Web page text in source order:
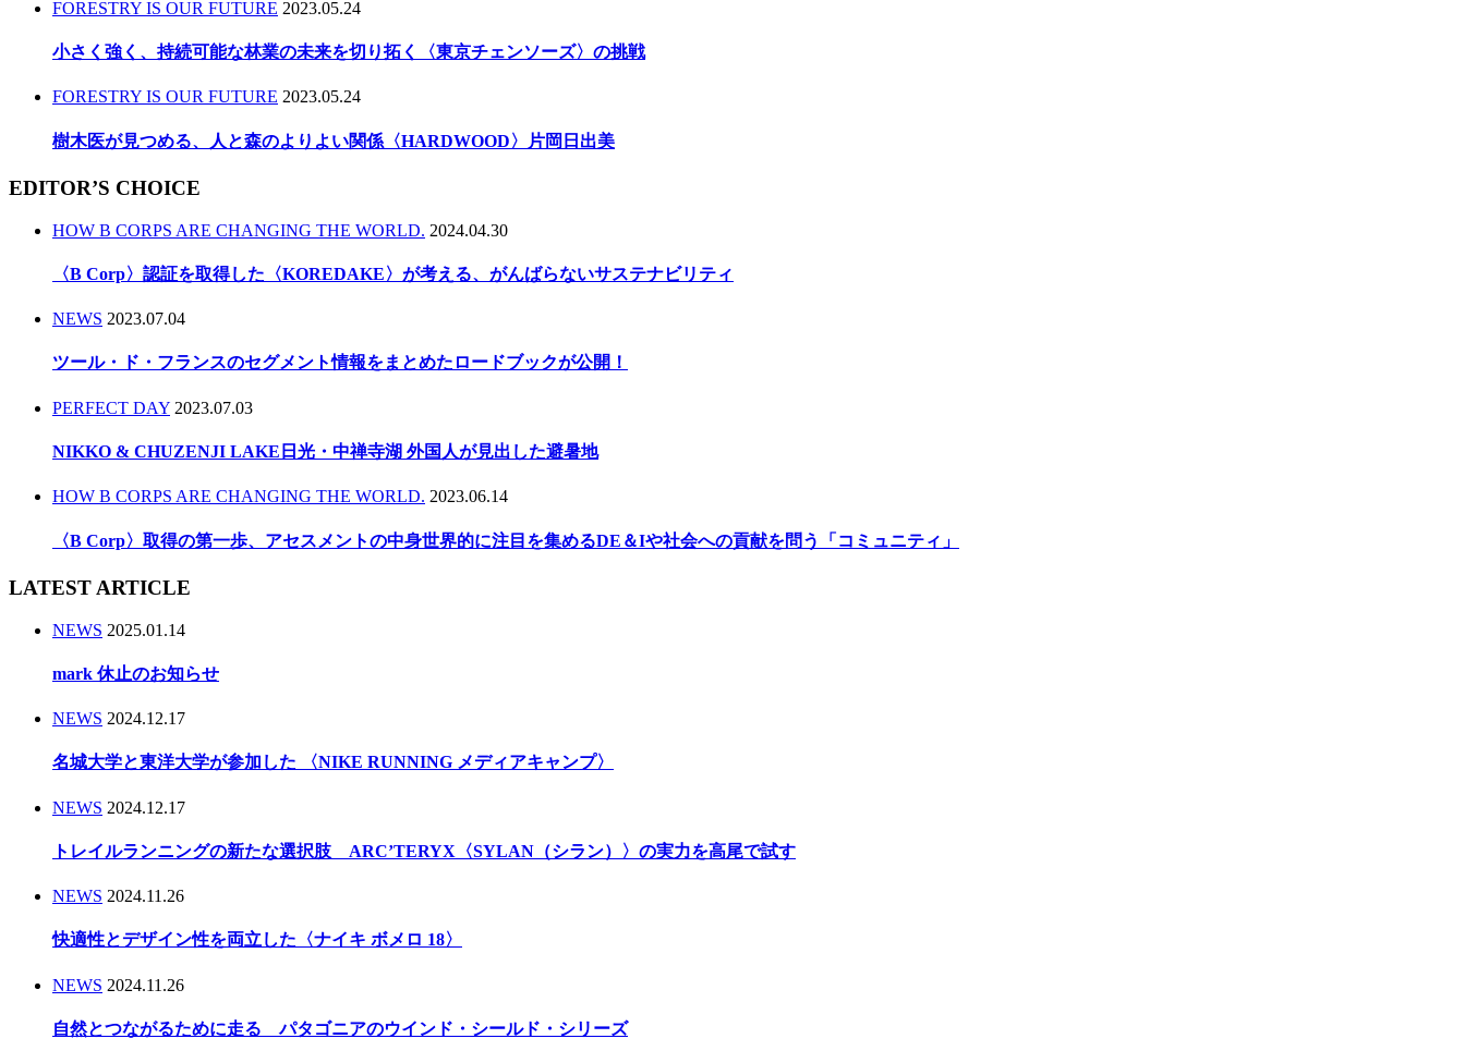
FORESTRY IS OUR FUTURE 2023.05.24
小さく強く、持続可能な林業の未来を切り拓く〈東京チェンソーズ〉の挑戦
FORESTRY IS OUR FUTURE 2023.05.24
樹木医が見つめる、人と森のよりよい関係〈HARDWOOD〉片岡日出美
EDITOR’S CHOICE
HOW B CORPS ARE CHANGING THE WORLD. 2024.04.30
〈B Corp〉認証を取得した〈KOREDAKE〉が考える、がんばらないサステナビリティ
NEWS 2023.07.04
ツール・ド・フランスのセグメント情報をまとめたロードブックが公開！
PERFECT DAY 2023.07.03
NIKKO & CHUZENJI LAKE日光・中禅寺湖 外国人が見出した避暑地
HOW B CORPS ARE CHANGING THE WORLD. 2023.06.14
〈B Corp〉取得の第一歩、アセスメントの中身世界的に注目を集めるDE＆Iや社会への貢献を問う「コミュニティ」
LATEST ARTICLE
NEWS 2025.01.14
mark 休止のお知らせ
NEWS 2024.12.17
名城大学と東洋大学が参加した 〈NIKE RUNNING メディアキャンプ〉
NEWS 2024.12.17
トレイルランニングの新たな選択肢 ARC’TERYX〈SYLAN（シラン）〉の実力を高尾で試す
NEWS 2024.11.26
快適性とデザイン性を両立した〈ナイキ ボメロ 18〉
NEWS 2024.11.26
自然とつながるために走る パタゴニアのウインド・シールド・シリーズ